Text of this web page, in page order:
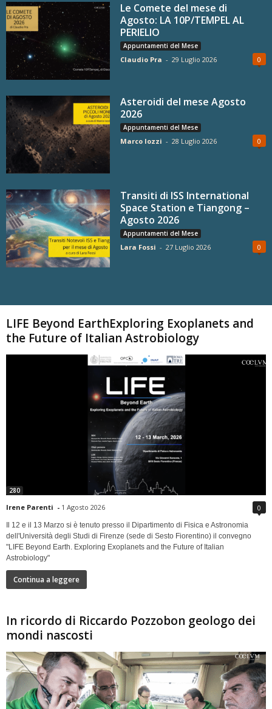
Le Comete del mese di
Agosto: LA 10P/TEMPEL AL
PERIELIO
Appuntamenti del Mese
Claudio Pra - 29 Luglio 2026 0
Asteroidi del mese Agosto
2026
Appuntamenti del Mese
Marco Iozzi - 28 Luglio 2026 0
Transiti di ISS International
Space Station e Tiangong –
Agosto 2026
Appuntamenti del Mese
Lara Fossi - 27 Luglio 2026 0
LIFE Beyond EarthExploring Exoplanets and
the Future of Italian Astrobiology
280
Irene Parenti - 1 Agosto 2026 0
Il 12 e il 13 Marzo si è tenuto presso il Dipartimento di Fisica e Astronomia
dell'Università degli Studi di Firenze (sede di Sesto Fiorentino) il convegno
"LIFE Beyond Earth. Exploring Exoplanets and the Future of Italian
Astrobiology"
Continua a leggere
In ricordo di Riccardo Pozzobon geologo dei
mondi nascosti